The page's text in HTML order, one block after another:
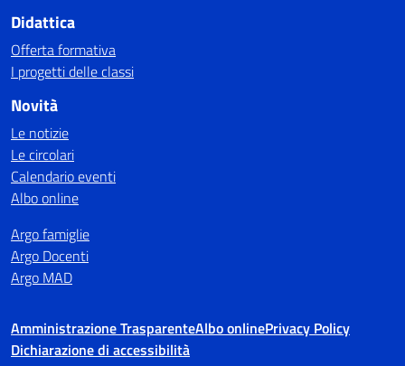
Didattica
Offerta formativa
I progetti delle classi
Novità
Le notizie
Le circolari
Calendario eventi
Albo online
Argo famiglie
Argo Docenti
Argo MAD
Amministrazione TrasparenteAlbo onlinePrivacy Policy
Dichiarazione di accessibilità